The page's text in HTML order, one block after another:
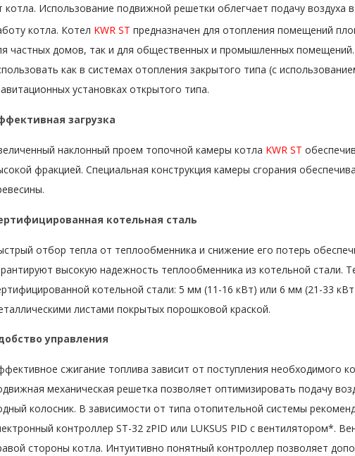
котла. Использование подвижной решетки облегчает подачу воздуха
котла. Котел KWR ST предназначен для отопления помещений
частных домов, так и для общественных и промышленных
как в системах отопления закрытого типа (с
установках открытого типа.
загрузка
наклонный проем топочной камеры котла KWR ST
фракцией. Специальная конструкция камеры сгорания
котельная сталь
отбор тепла от теплообменника и снижение его потерь
высокую надежность теплообменника из котельной стали.
котельной стали: 5 мм (11-16 кВт) или 6 мм (21-33
листами покрытых порошковой краской.
управления
сжигание топлива зависит от поступления необходимого
механическая решетка позволяет оптимизировать подачу
колосник. В зависимости от типа отопительной системы
контроллер ST-32 zPID или LUKSUS PID с вентилятором*.
стороны котла. Интуитивно понятный контроллер позволяет